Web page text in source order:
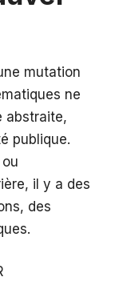
mutation
ne
abstraite,
publique.
il y a des
des